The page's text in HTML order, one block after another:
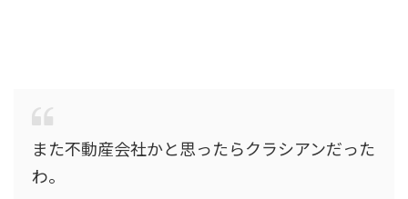
また不動産会社かと思ったらクラシアンだった
わ。